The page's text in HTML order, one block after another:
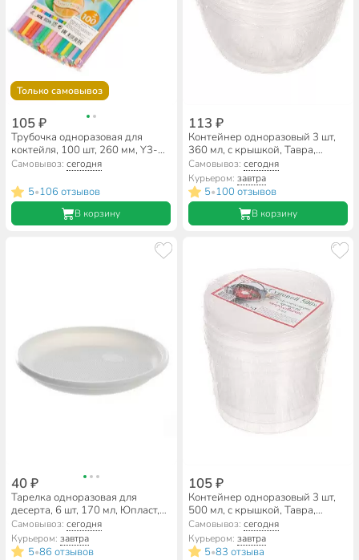
Только самовывоз
105 ₽
Трубочка одноразовая для
коктейля, 100 шт, 260 мм, Y3-
608, разноцветная
Самовывоз:сегодня
5•106 отзывов
В корзину
113 ₽
Контейнер одноразовый 3 шт,
360 мл, с крышкой, Тавра,
Суповой
Самовывоз: сегодня
Курьером: завтра
5•100 отзывов
В корзину
40 ₽
Тарелка одноразовая для
десерта, 6 шт, 170 мл, Юпласт,
ЮНАБ2028
Самовывоз:сегодня
Курьером:завтра
5•86 отзывов
105 ₽
Контейнер одноразовый 3 шт,
500 мл, с крышкой, Тавра,
Суповой
Самовывоз: сегодня
Курьером: завтра
5•83 отзыва